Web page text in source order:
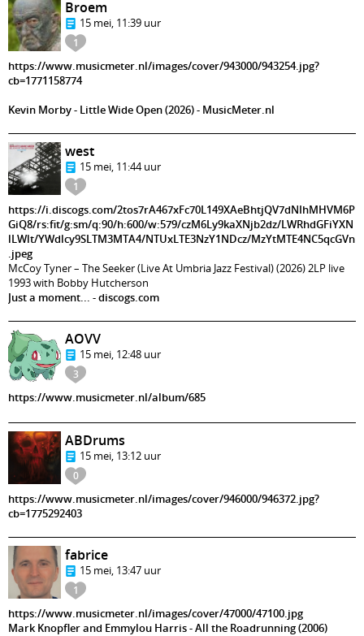
1
Broem
15 mei, 11:39 uur
https://www.musicmeter.nl/images/cover/943000/943254.jpg?
cb=1771158774
Kevin Morby - Little Wide Open (2026) - MusicMeter.nl
1
west
15 mei, 11:44 uur
https://i.discogs.com/2tos7rA467xFc70L149XAeBhtjQV7dNIhMHVM6P
GiQ8/rs:fit/g:sm/q:90/h:600/w:579/czM6Ly9kaXNjb2dz/LWRhdGFiYXN
lLWlt/YWdlcy9SLTM3MTA4/NTUxLTE3NzY1NDcz/MzYtMTE4NC5qcGVn
.jpeg
McCoy Tyner – The Seeker (Live At Umbria Jazz Festival) (2026) 2LP live
1993 with Bobby Hutcherson
Just a moment... - discogs.com
3
AOVV
15 mei, 12:48 uur
https://www.musicmeter.nl/album/685
0
ABDrums
15 mei, 13:12 uur
https://www.musicmeter.nl/images/cover/946000/946372.jpg?
cb=1775292403
1
fabrice
15 mei, 13:47 uur
https://www.musicmeter.nl/images/cover/47000/47100.jpg
Mark Knopfler and Emmylou Harris - All the Roadrunning (2006)